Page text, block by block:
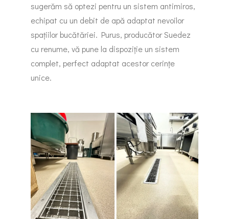
sugerăm să optezi pentru un sistem antimiros,
echipat cu un debit de apă adaptat nevoilor
spațiilor bucătăriei. Purus, producător Suedez
cu renume, vă pune la dispoziție un sistem
complet, perfect adaptat acestor cerințe
unice.